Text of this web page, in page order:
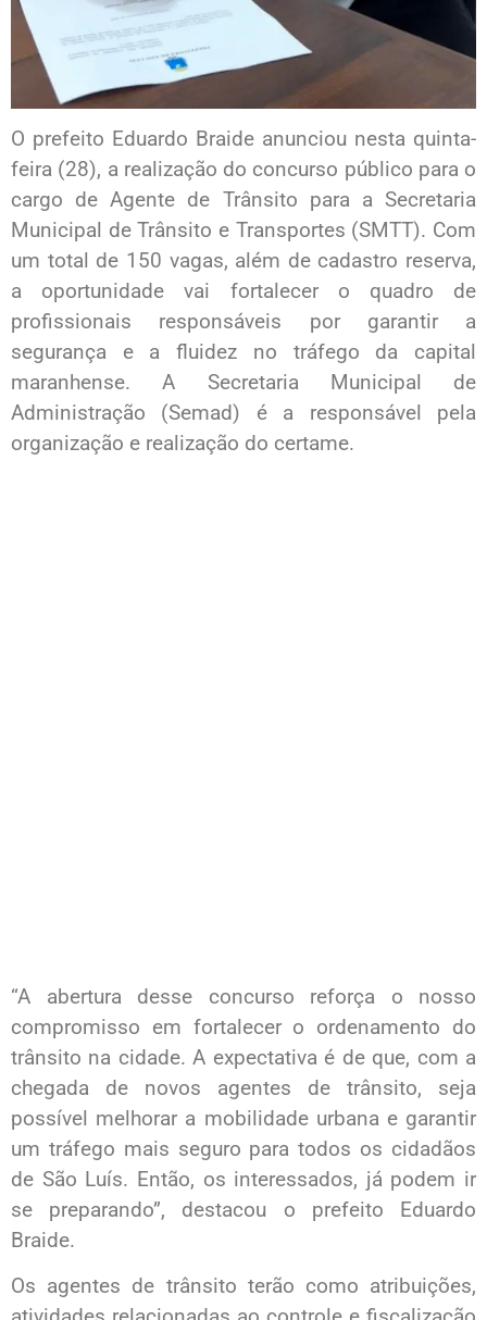
O prefeito Eduardo Braide anunciou nesta quinta-
feira (28), a realização do concurso público para o
cargo de Agente de Trânsito para a Secretaria
Municipal de Trânsito e Transportes (SMTT). Com
um total de 150 vagas, além de cadastro reserva,
a oportunidade vai fortalecer o quadro de
profissionais responsáveis por garantir a
segurança e a fluidez no tráfego da capital
maranhense. A Secretaria Municipal de
Administração (Semad) é a responsável pela
organização e realização do certame.
“A abertura desse concurso reforça o nosso
compromisso em fortalecer o ordenamento do
trânsito na cidade. A expectativa é de que, com a
chegada de novos agentes de trânsito, seja
possível melhorar a mobilidade urbana e garantir
um tráfego mais seguro para todos os cidadãos
de São Luís. Então, os interessados, já podem ir
se preparando”, destacou o prefeito Eduardo
Braide.
Os agentes de trânsito terão como atribuições,